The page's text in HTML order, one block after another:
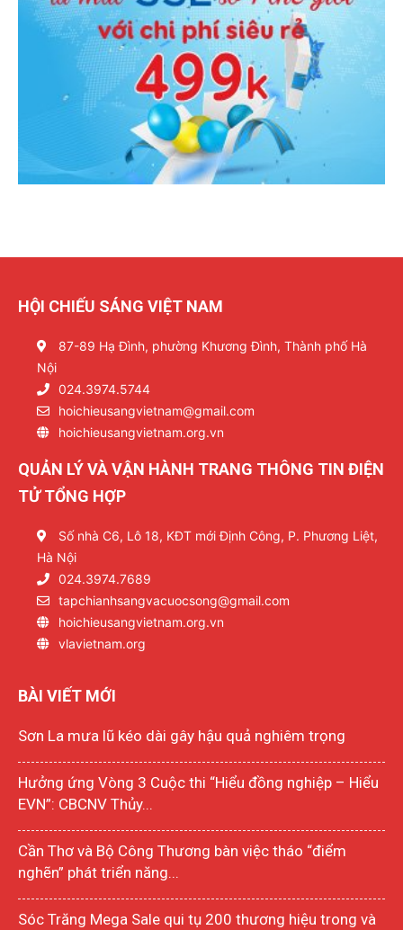
HỘI CHIẾU SÁNG VIỆT NAM
87-89 Hạ Đình, phường Khương Đình, Thành phố Hà
Nội
024.3974.5744
hoichieusangvietnam@gmail.com
hoichieusangvietnam.org.vn
QUẢN LÝ VÀ VẬN HÀNH TRANG THÔNG TIN ĐIỆN
TỬ TỔNG HỢP
Số nhà C6, Lô 18, KĐT mới Định Công, P. Phương Liệt,
Hà Nội
024.3974.7689
tapchianhsangvacuocsong@gmail.com
hoichieusangvietnam.org.vn
vlavietnam.org
BÀI VIẾT MỚI
Sơn La mưa lũ kéo dài gây hậu quả nghiêm trọng
Hưởng ứng Vòng 3 Cuộc thi “Hiểu đồng nghiệp – Hiểu
EVN”: CBCNV Thủy...
Cần Thơ và Bộ Công Thương bàn việc tháo “điểm
nghẽn” phát triển năng...
Sóc Trăng Mega Sale qui tụ 200 thương hiệu trong và